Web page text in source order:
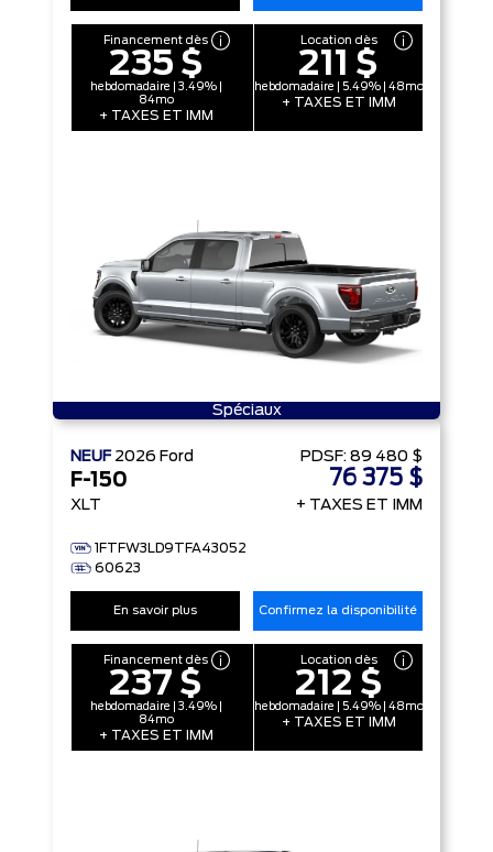
Financement dès
235 $
hebdomadaire | 3.49% |
84mo
+ TAXES ET IMM
Location dès
211 $
hebdomadaire | 5.49% | 48mo
+ TAXES ET IMM
Spéciaux
NEUF 2026 Ford
F-150
XLT
1FTFW3LD9TFA43052
60623
PDSF: 89 480 $
76 375 $
+ TAXES ET IMM
En savoir plus Confirmez la disponibilité
Financement dès
237 $
hebdomadaire | 3.49% |
84mo
+ TAXES ET IMM
Location dès
212 $
hebdomadaire | 5.49% | 48mo
+ TAXES ET IMM